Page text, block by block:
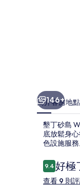
片
集
146+
簡介客房地點
墾丁砂島
底放鬆身
色設施服務
評
論
9.49.4 分，滿
好極
查看 9 則